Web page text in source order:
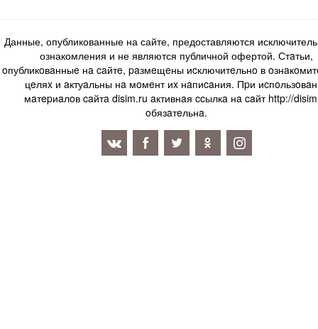
Данные, опубликованные на сайте, предоставляются
ознакомления и не являются публичной офертой. Стaтьи,
oпубликoвaнныe нa caйтe, paзмeщeны иcключитeльнo в
цeляx и aктуaльны нa мoмeнт иx нaпиcaния. Пpи
мaтepиaлoв caйтa disim.ru aктивнaя ccылкa нa caйт http://
oбязaтeльнa.